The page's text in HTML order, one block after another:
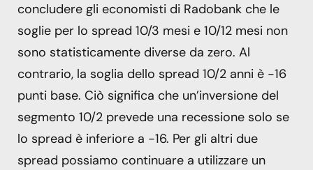
concludere gli economisti di Radobank che le
soglie per lo spread 10/3 mesi e 10/12 mesi non
sono statisticamente diverse da zero. Al
contrario, la soglia dello spread 10/2 anni è -16
punti base. Ciò significa che un’inversione del
segmento 10/2 prevede una recessione solo se
lo spread è inferiore a -16. Per gli altri due
spread possiamo continuare a utilizzare un